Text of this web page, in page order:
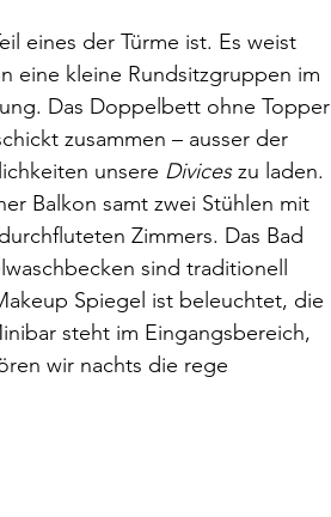
eines der Türme ist. Es weist
eine kleine Rundsitzgruppen im
Das Doppelbett ohne Topper
zusammen – ausser der
unsere Divices zu laden.
Balkon samt zwei Stühlen mit
Zimmers. Das Bad
sind traditionell
Spiegel ist beleuchtet, die
steht im Eingangsbereich,
wir nachts die rege